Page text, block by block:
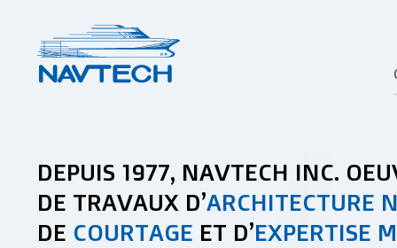
DEPUIS 1977, NAVTECH INC.
DE TRAVAUX D’ARCHITECTURE
DE COURTAGE ET D’EXPERTISE